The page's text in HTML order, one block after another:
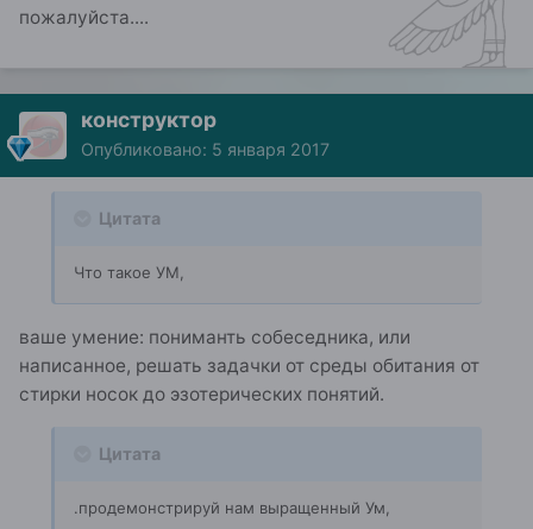
пожалуйста....
конструктор
Опубликовано: 5 января 2017
Цитата
Что такое УМ,
ваше умение: пониманть собеседника, или
написанное, решать задачки от среды обитания от
стирки носок до эзотерических понятий.
Цитата
.продемонстрируй нам выращенный Ум,